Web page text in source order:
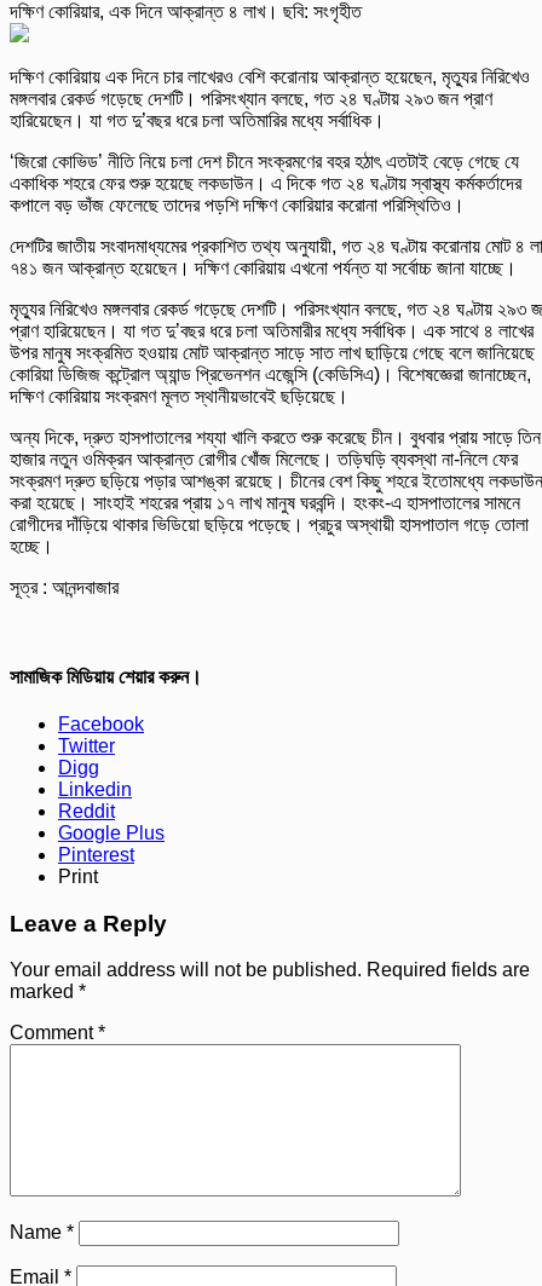
দক্ষিণ কোরিয়ার, এক দিনে আক্রান্ত ৪ লাখ। ছবি: সংগৃহীত
দক্ষিণ কোরিয়ায় এক দিনে চার লাখেরও বেশি করোনায় আক্রান্ত হয়েছেন, মৃত্যুর নিরিখেও
মঙ্গলবার রেকর্ড গড়েছে দেশটি। পরিসংখ্যান বলছে, গত ২৪ ঘণ্টায় ২৯৩ জন প্রাণ
হারিয়েছেন। যা গত দু’বছর ধরে চলা অতিমারির মধ্যে সর্বাধিক।
‘জিরো কোভিড’ নীতি নিয়ে চলা দেশ চীনে সংক্রমণের বহর হঠাৎ এতটাই বেড়ে গেছে যে
একাধিক শহরে ফের শুরু হয়েছে লকডাউন। এ দিকে গত ২৪ ঘণ্টায় স্বাস্থ্য কর্মকর্তাদের
কপালে বড় ভাঁজ ফেলেছে তাদের পড়শি দক্ষিণ কোরিয়ার করোনা পরিস্থিতিও।
দেশটির জাতীয় সংবাদমাধ্যমের প্রকাশিত তথ্য অনুযায়ী, গত ২৪ ঘণ্টায় করোনায় মোট ৪
৭৪১ জন আক্রান্ত হয়েছেন। দক্ষিণ কোরিয়ায় এখনো পর্যন্ত যা সর্বোচ্চ জানা যাচ্ছে।
মৃত্যুর নিরিখেও মঙ্গলবার রেকর্ড গড়েছে দেশটি। পরিসংখ্যান বলছে, গত ২৪ ঘণ্টায় ২৯৩
প্রাণ হারিয়েছেন। যা গত দু’বছর ধরে চলা অতিমারীর মধ্যে সর্বাধিক। এক সাথে ৪ লাখের
উপর মানুষ সংক্রমিত হওয়ায় মোট আক্রান্ত সাড়ে সাত লাখ ছাড়িয়ে গেছে বলে জানিয়েছে
কোরিয়া ডিজিজ কন্ট্রোল অ্যান্ড প্রিভেনশন এজেন্সি (কেডিসিএ)। বিশেষজ্ঞেরা জানাচ্ছেন,
দক্ষিণ কোরিয়ায় সংক্রমণ মূলত স্থানীয়ভাবেই ছড়িয়েছে।
অন্য দিকে, দ্রুত হাসপাতালের শয্যা খালি করতে শুরু করেছে চীন। বুধবার প্রায় সাড়ে তিন
হাজার নতুন ওমিক্রন আক্রান্ত রোগীর খোঁজ মিলেছে। তড়িঘড়ি ব্যবস্থা না-নিলে ফের
সংক্রমণ দ্রুত ছড়িয়ে পড়ার আশঙ্কা রয়েছে। চীনের বেশ কিছু শহরে ইতোমধ্যে লকডাউন
করা হয়েছে। সাংহাই শহরের প্রায় ১৭ লাখ মানুষ ঘরবন্দি। হংকং-এ হাসপাতালের সামনে
রোগীদের দাঁড়িয়ে থাকার ভিডিয়ো ছড়িয়ে পড়েছে। প্রচুর অস্থায়ী হাসপাতাল গড়ে তোলা
হচ্ছে।
সূত্র : আনন্দবাজার
সামাজিক মিডিয়ায় শেয়ার করুন।
Facebook
Twitter
Digg
Linkedin
Reddit
Google Plus
Pinterest
Print
Leave a Reply
Your email address will not be published. Required fields are
marked *
Comment*
Name *
Email *